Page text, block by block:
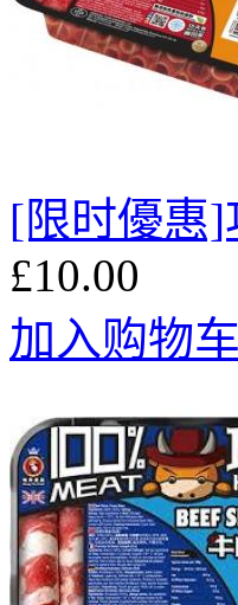
[限时優惠]
£10.00
加入购物车